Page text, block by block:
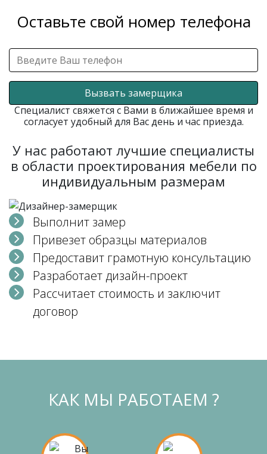
Оставьте свой номер телефона
Вызвать замерщика
Специалист свяжется с Вами в ближайшее время и
согласует удобный для Вас день и час приезда.
У нас работают лучшие специалисты
в области проектирования мебели по
индивидуальным размерам
Выполнит замер
Привезет образцы материалов
Предоставит грамотную консультацию
Разработает дизайн-проект
Рассчитает стоимость и заключит
договор
КАК МЫ РАБОТАЕМ ?